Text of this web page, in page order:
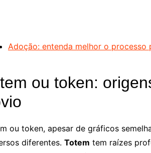
Adoção: entenda melhor o processo
ou token:
ou token, apesar de gráficos
diferentes. Totem tem raízes